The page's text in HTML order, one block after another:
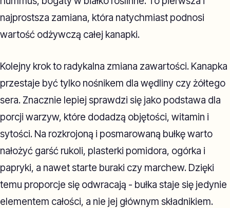
najprostsza zamiana, która natychmiast podnosi
wartość odżywczą całej kanapki.
Kolejny krok to radykalna zmiana zawartości. Kanapka
przestaje być tylko nośnikem dla wędliny czy żółtego
sera. Znacznie lepiej sprawdzi się jako podstawa dla
porcji warzyw, które dodadzą objętości, witamin i
sytości. Na rozkrojoną i posmarowaną bułkę warto
nałożyć garść rukoli, plasterki pomidora, ogórka i
papryki, a nawet starte buraki czy marchew. Dzięki
temu proporcje się odwracają - bułka staje się jedynie
elementem całości, a nie jej głównym składnikiem.